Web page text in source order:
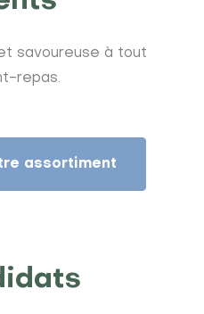
savoureuse à tout
repas.
assortiment